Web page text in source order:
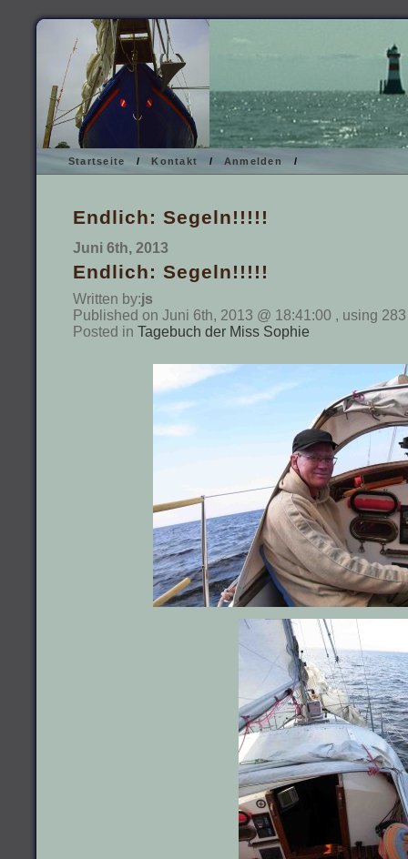
Startseite / Kontakt / Anmelden /
Endlich: Segeln!!!!!
Juni 6th, 2013
Endlich: Segeln!!!!!
Written by:js
Published on Juni 6th, 2013 @ 18:41:00 , using
Posted in Tagebuch der Miss Sophie